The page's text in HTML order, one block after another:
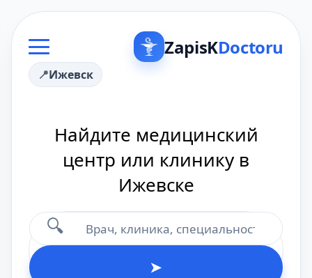
ZapisKDoctoru
Ижевск
Найдите медицинский
центр или клинику в
Ижевске
🔍
➤